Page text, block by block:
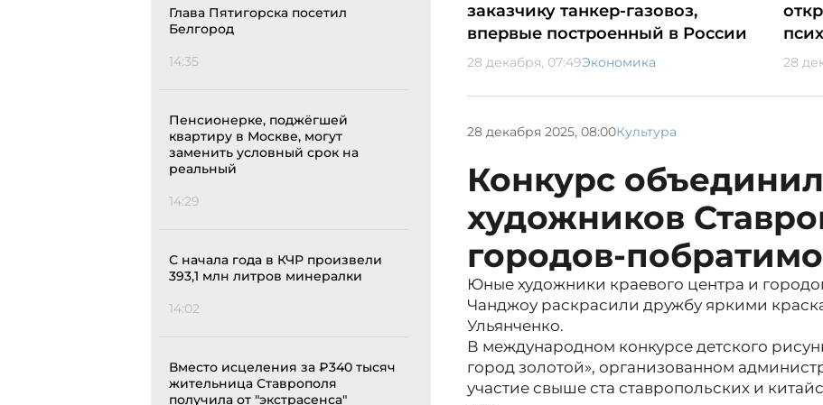
Глава Пятигорска посетил
Белгород
14:35
Пенсионерке, поджёгшей
квартиру в Москве, могут
заменить условный срок на
реальный
14:29
С начала года в КЧР произвели
393,1 млн литров минералки
14:02
Вместо исцеления за ₽340 тысяч
жительница Ставрополя
получила от "экстрасенса"
заказчику танкер-газовоз,
впервые построенный в России
28 декабря, 07:49Экономика 28
28 декабря 2025, 08:00Культура
Конкурс
художников
городов-
Юные художники краевого центра и
Чанджоу раскрасили дружбу яркими
Ульянченко.
В международном конкурсе детского
город золотой», организованном
участие свыше ста ставропольских и